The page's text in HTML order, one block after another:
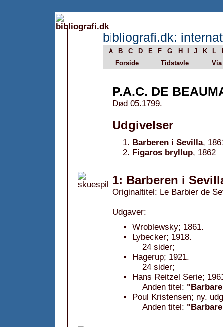
bibliografi.dk:
A B C D E F G H J K L
Forside
Tidstavle Via
P.A.C. DE
Død 05.1799.
Udgivelser
Barberen i Sevilla,
Figaros bryllup, 1862
1: Barberen i
Originaltitel: Le Barbier de
Udgaver:
Wroblewsky; 1861.
Lybecker; 1918.
24 sider;
Hagerup; 1921.
24 sider;
Hans Reitzel Serie;
Anden titel:
Poul Kristensen; ny.
Anden titel: